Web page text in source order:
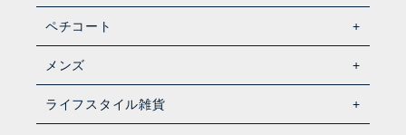
ペチコート
メンズ
ライフスタイル雑貨